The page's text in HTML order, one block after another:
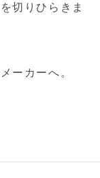
切りひらきま
ーカーへ。